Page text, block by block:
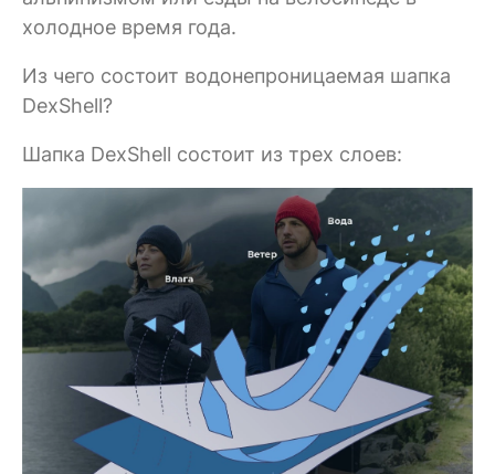
холодное время года.
Из чего состоит водонепроницаемая шапка
DexShell?
Шапка DexShell состоит из трех слоев: